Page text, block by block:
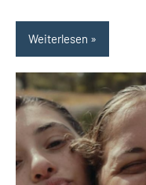
Weiterlesen